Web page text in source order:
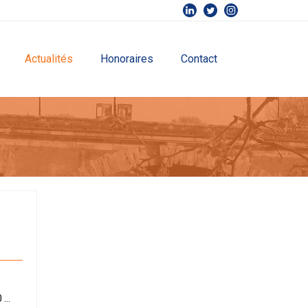
Actualités Honoraires Contact